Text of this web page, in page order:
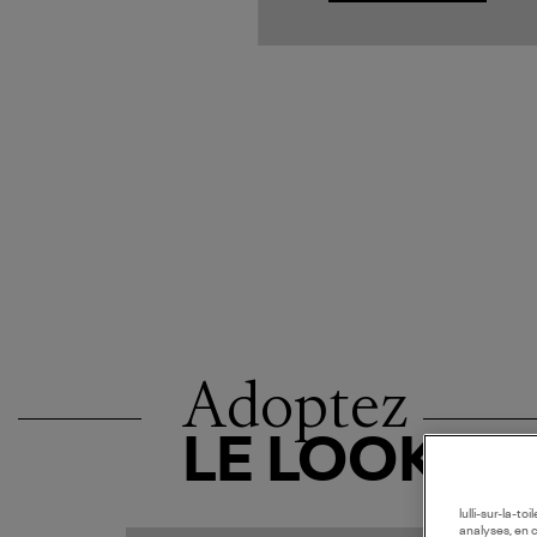
Adoptez
LE LOOK
lulli-sur-la-
analyses, en